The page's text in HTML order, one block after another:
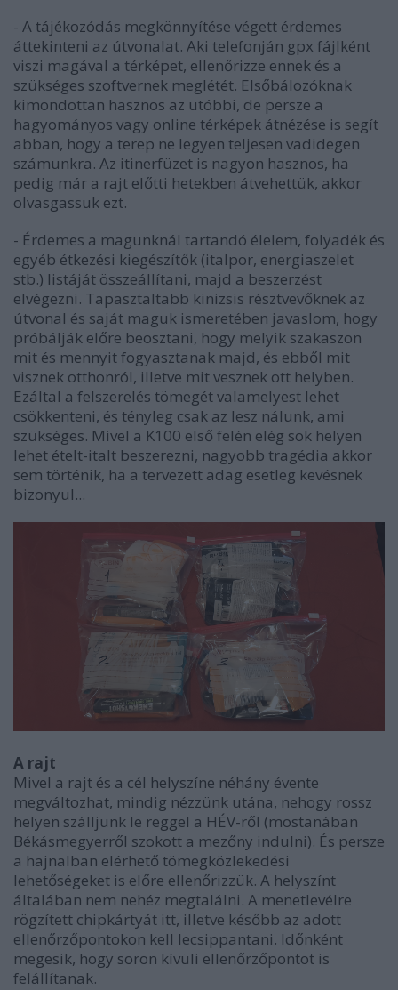
- A tájékozódás megkönnyítése végett érdemes
áttekinteni az útvonalat. Aki telefonján gpx fájlként
viszi magával a térképet, ellenőrizze ennek és a
szükséges szoftvernek meglétét. Elsőbálozóknak
kimondottan hasznos az utóbbi, de persze a
hagyományos vagy online térképek átnézése is segít
abban, hogy a terep ne legyen teljesen vadidegen
számunkra. Az itinerfüzet is nagyon hasznos, ha
pedig már a rajt előtti hetekben átvehettük, akkor
olvasgassuk ezt.
- Érdemes a magunknál tartandó élelem, folyadék és
egyéb étkezési kiegészítők (italpor, energiaszelet
stb.) listáját összeállítani, majd a beszerzést
elvégezni. Tapasztaltabb kinizsis résztvevőknek az
útvonal és saját maguk ismeretében javaslom, hogy
próbálják előre beosztani, hogy melyik szakaszon
mit és mennyit fogyasztanak majd, és ebből mit
visznek otthonról, illetve mit vesznek ott helyben.
Ezáltal a felszerelés tömegét valamelyest lehet
csökkenteni, és tényleg csak az lesz nálunk, ami
szükséges. Mivel a K100 első felén elég sok helyen
lehet ételt-italt beszerezni, nagyobb tragédia akkor
sem történik, ha a tervezett adag esetleg kevésnek
bizonyul...
A rajt
Mivel a rajt és a cél helyszíne néhány évente
megváltozhat, mindig nézzünk utána, nehogy rossz
helyen szálljunk le reggel a HÉV-ről (mostanában
Békásmegyerről szokott a mezőny indulni). És persze
a hajnalban elérhető tömegközlekedési
lehetőségeket is előre ellenőrizzük. A helyszínt
általában nem nehéz megtalálni. A menetlevélre
rögzített chipkártyát itt, illetve később az adott
ellenőrzőpontokon kell lecsippantani. Időnként
megesik, hogy soron kívüli ellenőrzőpontot is
felállítanak.